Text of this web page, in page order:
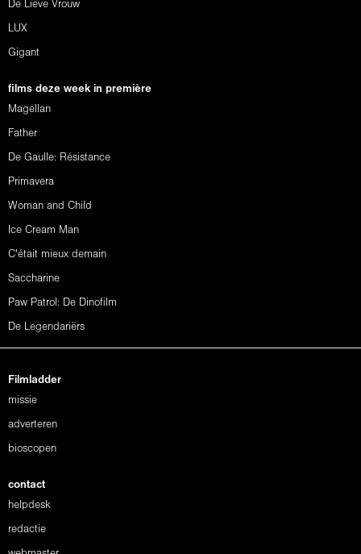
De Lieve Vrouw
LUX
Gigant
films deze week in première
Magellan
Father
De Gaulle: Résistance
Primavera
Woman and Child
Ice Cream Man
C'était mieux demain
Saccharine
Paw Patrol: De Dinofilm
De Legendariërs
Filmladder
missie
adverteren
bioscopen
contact
helpdesk
redactie